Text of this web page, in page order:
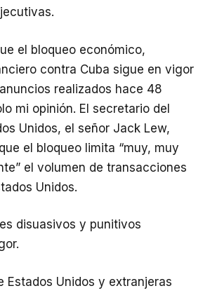
el bloqueo económico,
contra Cuba sigue en vigor
realizados hace 48
mi opinión. El secretario del
Unidos, el señor Jack Lew,
el bloqueo limita “muy, muy
el volumen de transacciones
Unidos.
disuasivos y punitivos
Unidos y extranjeras